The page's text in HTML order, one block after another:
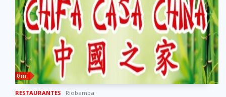
0 m
RESTAURANTES Riobamba